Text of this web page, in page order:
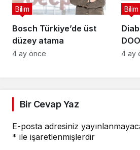
Bosch Türkiye’de üst
düzey atama
Bilim
4 ay önce
Bilim
4 ay
Bir Cevap Yaz
E-posta adresiniz
* ile işaretlenmişlerdir